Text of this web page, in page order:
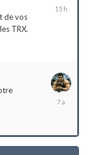
de vos
TRX.
18